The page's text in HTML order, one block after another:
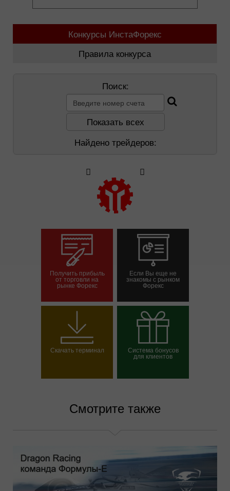
Конкурсы ИнстаФорекс
Правила конкурса
Поиск:
Показать всех
Найдено трейдеров:
Получить прибыль
от торговли на
рынке Форекс
счет
Если Вы еще не
знакомы с рынком
Форекс
Открыть демосчет
Скачать терминал Система бонусов
для клиентов
Смотрите также